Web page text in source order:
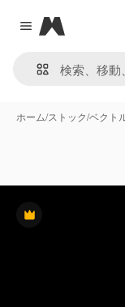
Close menu
Magnific
ホーム/ストック/ベクト
Premium